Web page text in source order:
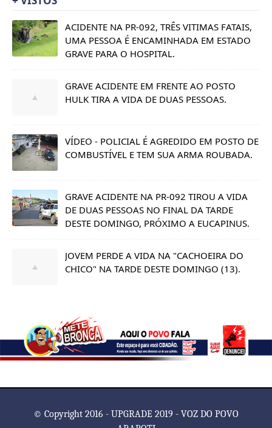
+ VISTOS
ACIDENTE NA PR-092, TRÊS VITIMAS FATAIS,
UMA PESSOA É ENCAMINHADA EM ESTADO
GRAVE PARA O HOSPITAL.
GRAVE ACIDENTE EM FRENTE AO POSTO
HULK TIRA A VIDA DE DUAS PESSOAS.
VÍDEO - POLICIAL É AGREDIDO EM POSTO DE
COMBUSTÍVEL E TEM SUA ARMA ROUBADA.
GRAVE ACIDENTE NA PR-092 TIROU A VIDA
DE DUAS PESSOAS NO FINAL DA TARDE
DESTE DOMINGO, PRÓXIMO A EUCAPINUS.
JOVEM PERDE A VIDA NA "CACHOEIRA DO
CHICO" NA TARDE DESTE DOMINGO (13).
© Copyright 2016 - UPGRADE 2019 - VOZ DO POVO